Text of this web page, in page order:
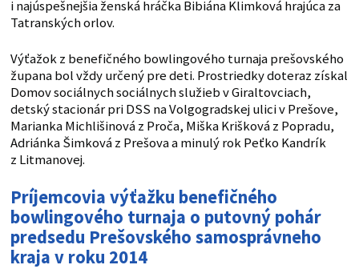
i najúspešnejšia ženská hráčka Bibiána Klimková hrajúca za
Tatranských orlov.
Výťažok z benefičného bowlingového turnaja prešovského
župana bol vždy určený pre deti. Prostriedky doteraz získal
Domov sociálnych sociálnych služieb v Giraltovciach,
detský stacionár pri DSS na Volgogradskej ulici v Prešove,
Marianka Michlišinová z Proča, Miška Krišková z Popradu,
Adriánka Šimková z Prešova a minulý rok Peťko Kandrík
z Litmanovej.
Príjemcovia výťažku benefičného
bowlingového turnaja o putovný pohár
predsedu Prešovského samosprávneho
kraja v roku 2014